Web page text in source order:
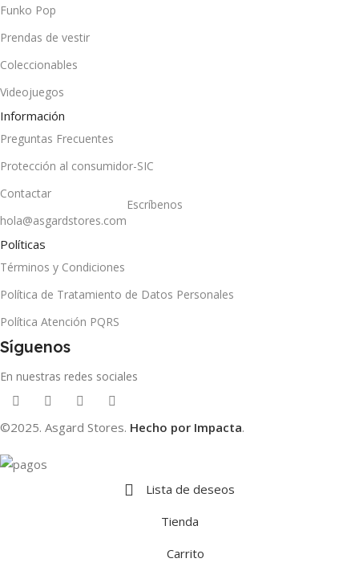
Funko Pop
Prendas de vestir
Coleccionables
Videojuegos
Información
Preguntas Frecuentes
Protección al consumidor-SIC
Contactar
hola@asgardstores.com
Escríbenos
Políticas
Términos y Condiciones
Política de Tratamiento de Datos Personales
Política Atención PQRS
Síguenos
En nuestras redes sociales
©2025. Asgard Stores. Hecho por Impacta.
Lista de deseos
Tienda
Carrito